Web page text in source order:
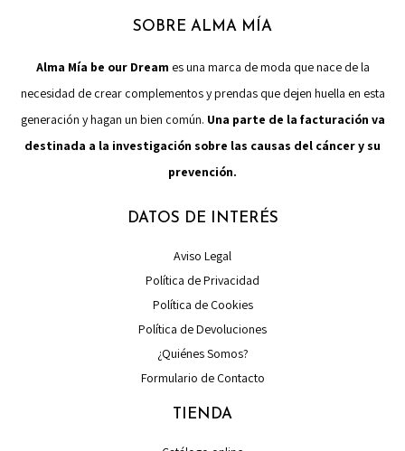
SOBRE ALMA MÍA
Alma Mía be our Dream es una marca de moda que nace de la
necesidad de crear complementos y prendas que dejen huella en esta
generación y hagan un bien común. Una parte de la facturación va
destinada a la investigación sobre las causas del cáncer y su
prevención.
DATOS DE INTERÉS
Aviso Legal
Política de Privacidad
Política de Cookies
Política de Devoluciones
¿Quiénes Somos?
Formulario de Contacto
TIENDA